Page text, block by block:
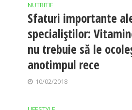
NUTRITIE
Sfaturi importante
specialiştilor:
nu trebuie să le
anotimpul rece
10/02/2018